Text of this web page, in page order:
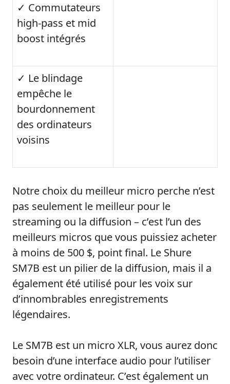
✓ Commutateurs
high-pass et mid
boost intégrés
✓ Le blindage
empêche le
bourdonnement
des ordinateurs
voisins
Notre choix du meilleur micro perche n’est
pas seulement le meilleur pour le
streaming ou la diffusion – c’est l’un des
meilleurs micros que vous puissiez acheter
à moins de 500 $, point final. Le Shure
SM7B est un pilier de la diffusion, mais il a
également été utilisé pour les voix sur
d’innombrables enregistrements
légendaires.
Le SM7B est un micro XLR, vous aurez donc
besoin d’une interface audio pour l’utiliser
avec votre ordinateur. C’est également un